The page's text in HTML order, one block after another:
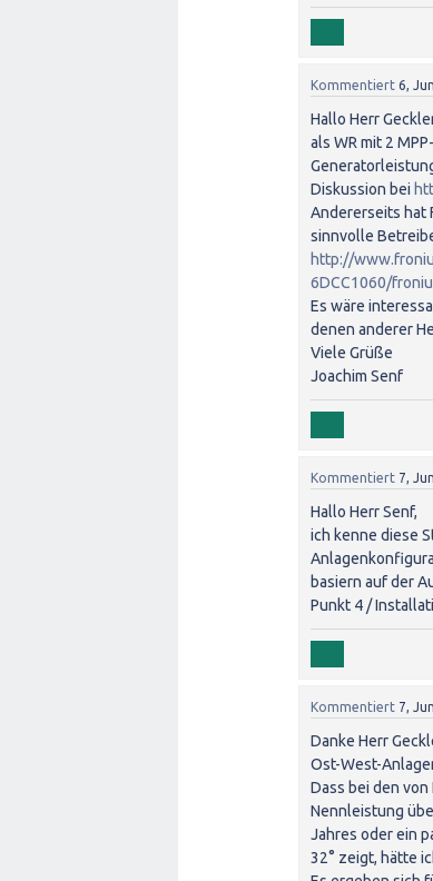
Kommentiert 6,
Hallo Herr
als WR mit 2
Diskussion bei
Andererseits hat
sinnvolle
http://
6DCC1060/
Es wäre
denen anderer
Viele Grüße
Joachim Senf
Kommentiert 7,
Hallo Herr Senf,
ich kenne diese
basiern auf der
Punkt 4 /
Kommentiert 7,
Danke Herr
Ost-West-
Dass bei den
Nennleistung
Jahres oder ein
32° zeigt, hätte